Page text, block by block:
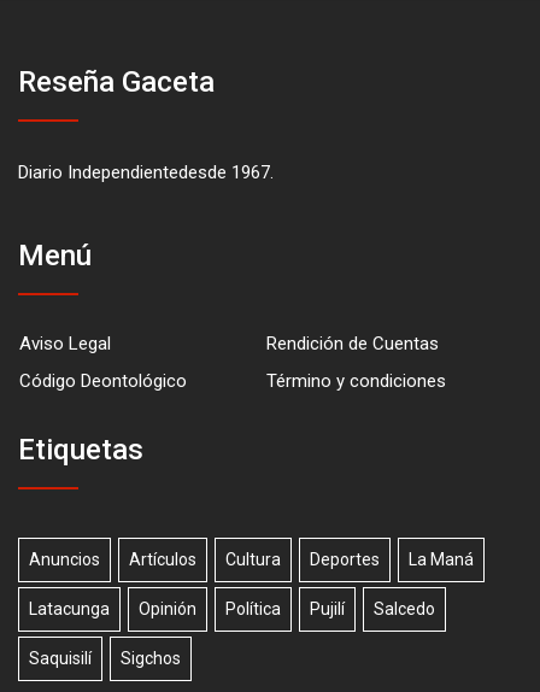
Reseña Gaceta
Diario Independientedesde 1967.
Menú
Aviso Legal
Rendición de Cuentas
Código Deontológico
Término y condiciones
Etiquetas
Anuncios Artículos Cultura Deportes La Maná
Latacunga Opinión Política Pujilí Salcedo
Saquisilí Sigchos